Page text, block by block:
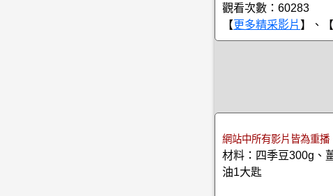
觀看次數：60283
【更多精采影片 】、【
網站中所有影片皆為重播
材料：四季豆300g、
油1大匙